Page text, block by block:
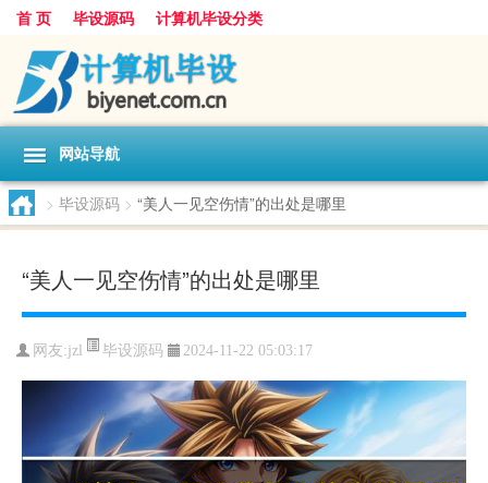
首 页 毕设源码 计算机毕设分类
网站导航
> 毕设源码 > “美人一见空伤情”的出处是哪里
“美人一见空伤情”的出处是哪里
网友:jzl 毕设源码 2024-11-22 05:03:17